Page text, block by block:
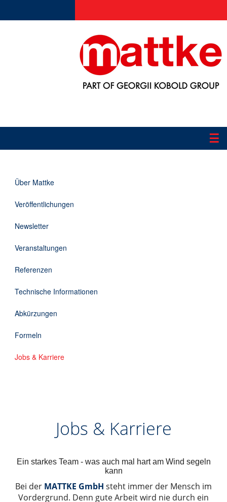
☰
Applikationen
Informationen
Downloads
Kontakt
Über Mattke
Veröffentlichungen
Newsletter
Veranstaltungen
Referenzen
Technische Informationen
Abkürzungen
Formeln
Jobs & Karriere
Jobs & Karriere
Ein starkes Team - was auch mal hart am Wind segeln
kann
Bei der MATTKE GmbH steht immer der Mensch im
Vordergrund. Denn gute Arbeit wird nie durch ein